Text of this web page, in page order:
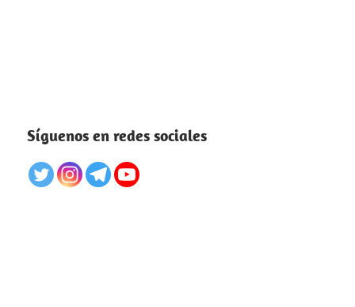
Síguenos en redes sociales